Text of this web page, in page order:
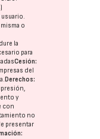
o
la
para
Cesión:
del
Derechos:
y
con
no
presentar